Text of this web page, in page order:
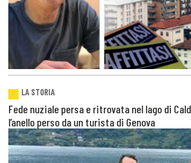
LA STORIA
Fede nuziale persa e ritrovata nel lago di
l’anello perso da un turista di Genova